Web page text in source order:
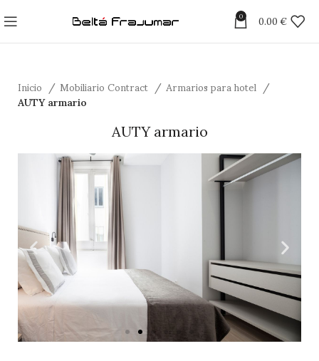
0 0.00 €
Inicio Mobiliario Contract Armarios para hotel
AUTY armario
AUTY armario